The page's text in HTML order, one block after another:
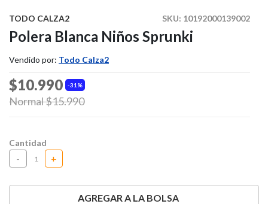
SKU: 10192000139002
TODO CALZA2
Polera Blanca Niños Sprunki
Vendido por: Todo Calza2
31%
$10.990
Price reduced from
Normal $15.990to
Cantidad
- +
AGREGAR A LA BOLSA